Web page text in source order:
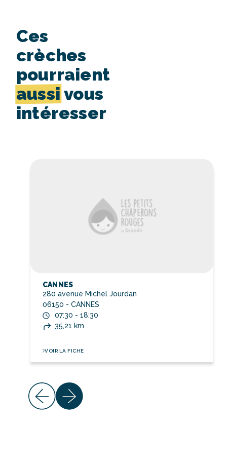
Ces
crèches
pourraient
aussi vous
intéresser
CANNES
280 avenue Michel Jourdan
06150 - CANNES
07:30 - 18:30
35,21 km
VOIR LA FICHE